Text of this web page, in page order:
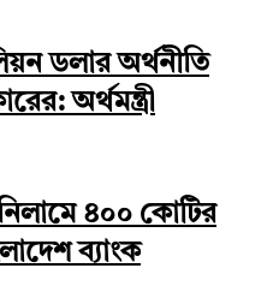
ডলার অর্থনীতি
অর্থমন্ত্রী
৪০০ কোটির
ব্যাংক